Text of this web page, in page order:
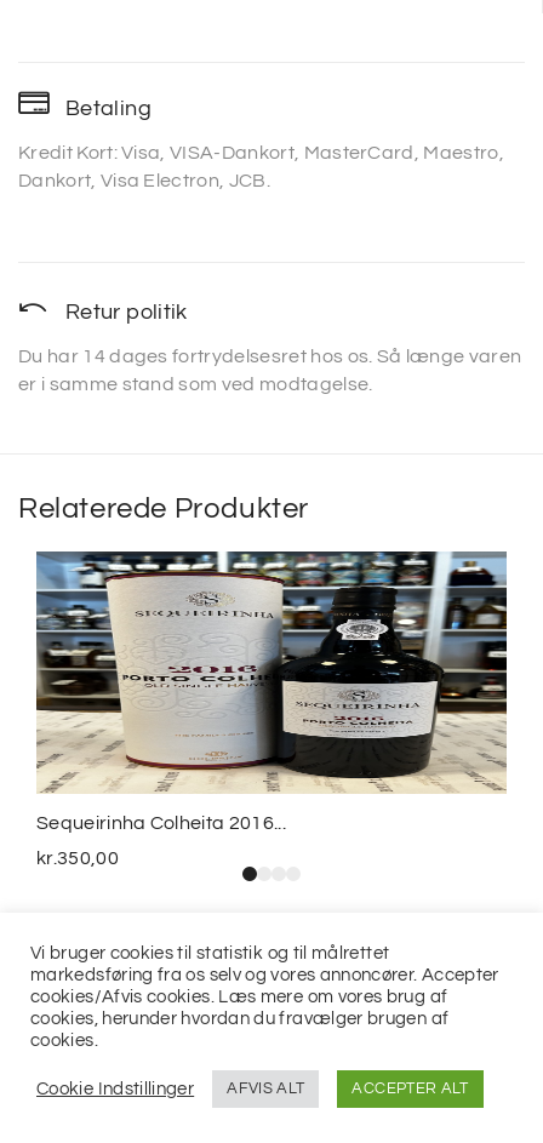
Betaling
Kredit Kort: Visa, VISA-Dankort, MasterCard, Maestro,
Dankort, Visa Electron, JCB.
Retur politik
Du har 14 dages fortrydelsesret hos os. Så længe varen
er i samme stand som ved modtagelse.
Relaterede Produkter
Sequeirinha Colheita 2016...
kr.350,00
Vi bruger cookies til statistik og til målrettet
markedsføring fra os selv og vores annoncører. Accepter
cookies/Afvis cookies. Læs mere om vores brug af
cookies, herunder hvordan du fravælger brugen af
cookies.
Cookie Indstillinger AFVIS ALT ACCEPTER ALT